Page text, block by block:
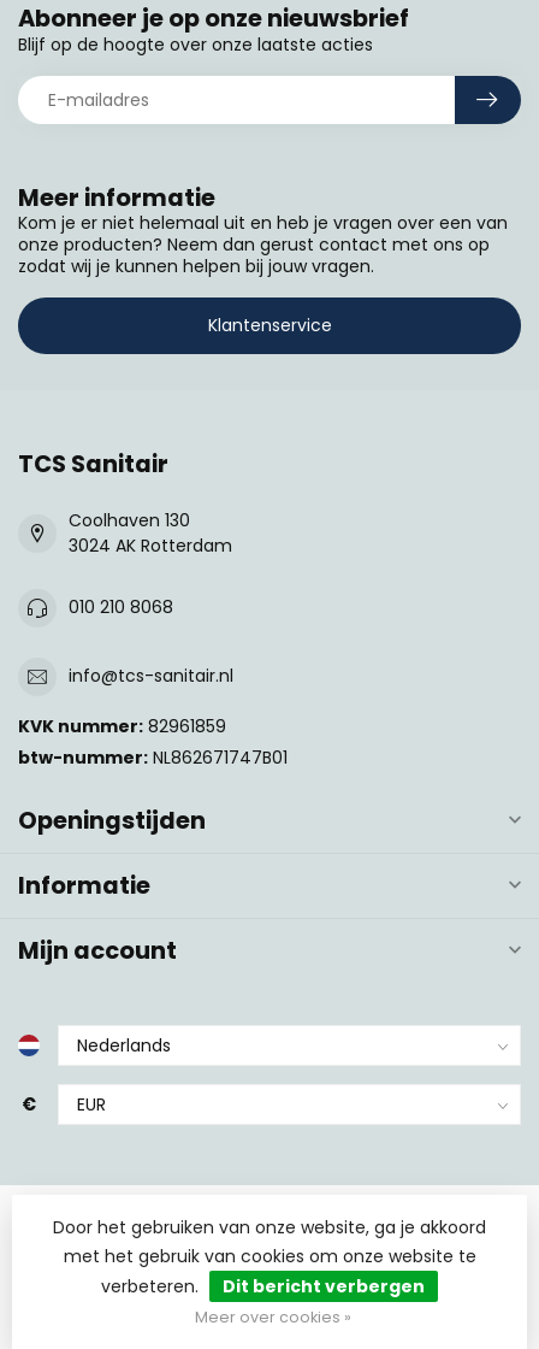
Meer informatie
Kom je er niet helemaal uit en heb je vragen over een van
onze producten? Neem dan gerust contact met ons op
zodat wij je kunnen helpen bij jouw vragen.
Klantenservice
Abonneer je op onze nieuwsbrief
Blijf op de hoogte over onze laatste acties
TCS Sanitair
Coolhaven 130
3024 AK Rotterdam
010 210 8068
info@tcs-sanitair.nl
KVK nummer: 82961859
btw-nummer: NL862671747B01
Openingstijden
Informatie
Mijn account
€
© Copyright 2026 TCS Sanitair- Powered byLightspeed
Lightspeed design byDyvelopment
Door het gebruiken van onze website, ga je akkoord
met het gebruik van cookies om onze website te
verbeteren.
Dit bericht verbergen
Meer over cookies »